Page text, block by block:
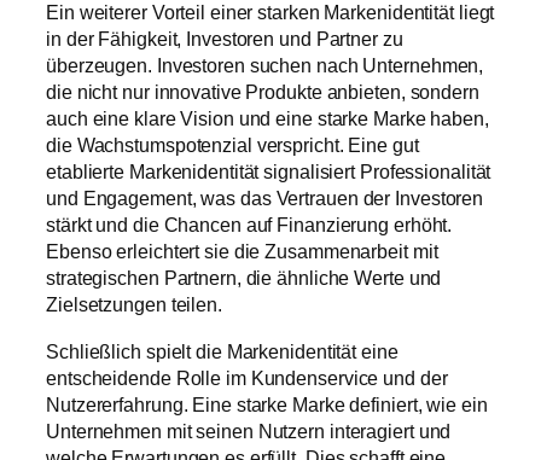
Ein weiterer Vorteil einer starken Markenidentität liegt
in der Fähigkeit, Investoren und Partner zu
überzeugen. Investoren suchen nach Unternehmen,
die nicht nur innovative Produkte anbieten, sondern
auch eine klare Vision und eine starke Marke haben,
die Wachstumspotenzial verspricht. Eine gut
etablierte Markenidentität signalisiert Professionalität
und Engagement, was das Vertrauen der Investoren
stärkt und die Chancen auf Finanzierung erhöht.
Ebenso erleichtert sie die Zusammenarbeit mit
strategischen Partnern, die ähnliche Werte und
Zielsetzungen teilen.
Schließlich spielt die Markenidentität eine
entscheidende Rolle im Kundenservice und der
Nutzererfahrung. Eine starke Marke definiert, wie ein
Unternehmen mit seinen Nutzern interagiert und